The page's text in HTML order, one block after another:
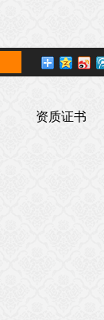
资质证书